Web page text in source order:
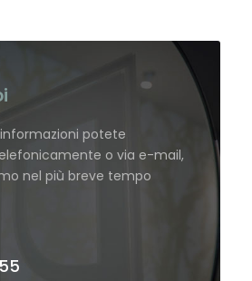
potete
o via e-mail,
nel più breve tempo